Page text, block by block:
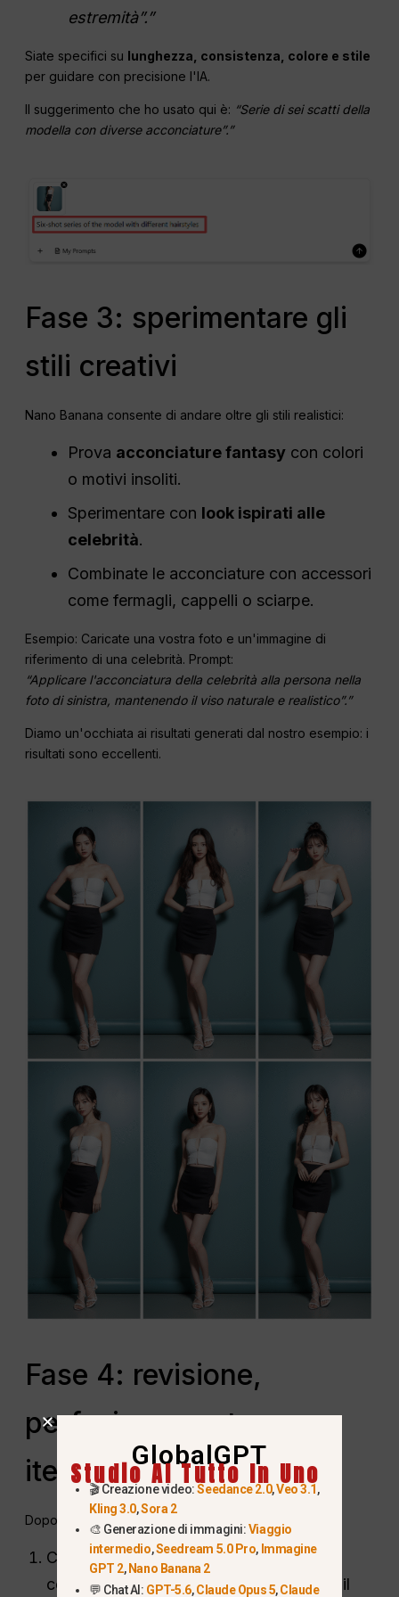
estremità”.”
Siate specifici su lunghezza, consistenza, colore e stile
per guidare con precisione l'IA.
Il suggerimento che ho usato qui è: “Serie di sei scatti della
modella con diverse acconciature”.”
Fase 3: sperimentare gli
stili creativi
Nano Banana consente di andare oltre gli stili realistici:
Prova acconciature fantasy con colori
o motivi insoliti.
Sperimentare con look ispirati alle
celebrità.
Combinate le acconciature con accessori
come fermagli, cappelli o sciarpe.
Esempio: Caricate una vostra foto e un'immagine di
riferimento di una celebrità. Prompt:
“Applicare l'acconciatura della celebrità alla persona nella
foto di sinistra, mantenendo il viso naturale e realistico”.”
Diamo un'occhiata ai risultati generati dal nostro esempio: i
risultati sono eccellenti.
Fase 4: revisione,
perfezionamento e
iterazione
Dopo aver generato un'immagine:
Controllare la consistenza dei capelli, il
colore e l'integrazione complessiva con il
GlobalGPT
Studio AI Tutto In Uno
🎬 Creazione video:Seedance 2.0,Veo 3.1,
Kling 3.0,Sora 2
🎨 Generazione di immagini:Viaggio
intermedio,Seedream 5.0 Pro, Immagine
GPT 2,Nano Banana 2
💬 Chat AI: GPT-5.6,Claude Opus 5,Claude